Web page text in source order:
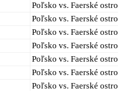
Poľsko vs. Faerské
Poľsko vs. Faerské
Poľsko vs. Faerské
Poľsko vs. Faerské
Poľsko vs. Faerské
Poľsko vs. Faerské
Poľsko vs. Faerské